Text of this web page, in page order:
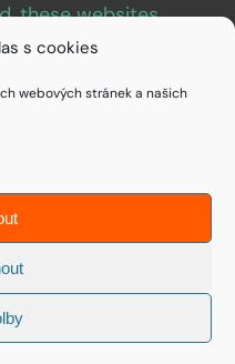
s cookies
webových stránek a našich
these websites
under Creative
• IDEAIFY s.r.o.